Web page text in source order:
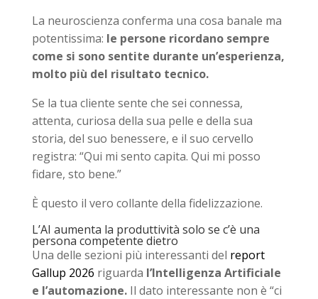
La neuroscienza conferma una cosa banale ma
potentissima: le persone ricordano sempre
come si sono sentite durante un’esperienza,
molto più del risultato tecnico.
Se la tua cliente sente che sei connessa,
attenta, curiosa della sua pelle e della sua
storia, del suo benessere, e il suo cervello
registra: “Qui mi sento capita. Qui mi posso
fidare, sto bene.”
È questo il vero collante della fidelizzazione.
L’AI aumenta la produttività solo se c’è una
persona competente dietro
Una delle sezioni più interessanti del report
Gallup 2026 riguarda l’Intelligenza Artificiale
e l’automazione. Il dato interessante non è “ci